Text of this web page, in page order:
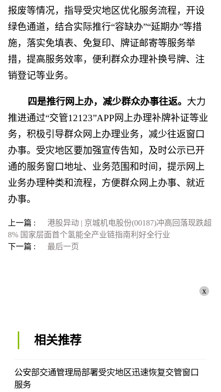
报废等情况，指导受灾地区优化服务流程，开设
绿色通道，结合实际推行“容缺办”“延期办”等措
施，落实免填表、免复印、牌证邮寄等服务举
措，提高服务效率，便利群众办理补换号牌、注
销登记等业务。
四是推行网上办，减少群众办事往返。 大力
推进通过“交管12123”APP网上办理补牌补证等业
务，积极引导群众网上办理业务，减少往返窗口
办事。受灾地区要加强宣传告知，及时公示已开
通的服务窗口地址、业务范围和时间，提示网上
业务办理种类和流程，方便群众网上办事、就近
办事。
上一篇 :
港股异动 | 京城机电股份(00187)冲高回落现跌超
8% 国家层面首个氢能全产业链指南利好全行业
下一篇 :
最后一页
x
相关推荐
公安部交通管理局部署受灾地区迅速恢复交管窗口
服务